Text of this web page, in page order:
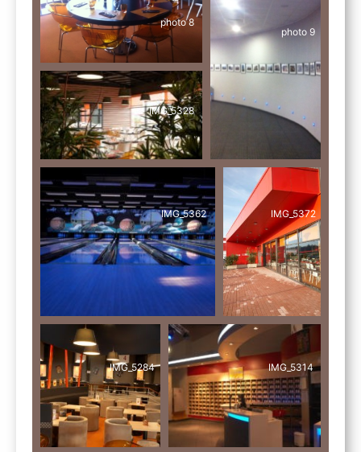
photo 8
photo 9
IMG_5328
IMG_5362 IMG_5372
IMG_5284 IMG_5314